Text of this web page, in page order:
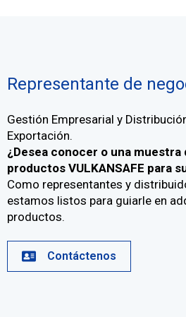
Representante de
Gestión Empresarial y
Exportación.
¿Desea conocer o una muestra
productos VULKANSAFE para
Como representantes y
estamos listos para guiarle en
productos.
Contáctenos